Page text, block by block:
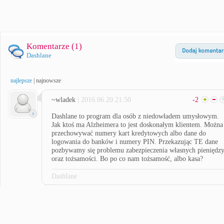
Komentarze (1)
Dashlane
najlepsze najnowsze
~wladek | 2016.06.20 21:50 -2
Dashlane to program dla osób z niedowładem umysłowym.
Jak ktoś ma Alzheimera to jest doskonałym klientem. Można
przechowywać numery kart kredytowych albo dane do
logowania do banków i numery PIN. Przekazując TE dane
pozbywamy się problemu zabezpieczenia własnych pieniędzy
oraz tożsamości. Bo po co nam tożsamość, albo kasa?
Dashlane